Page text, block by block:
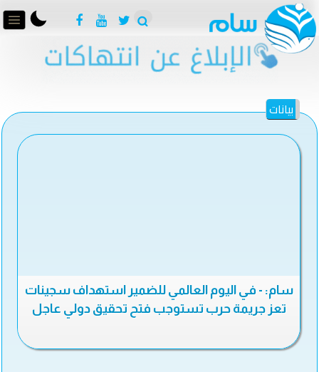
بيانات
سام: - في اليوم العالمي للضمير استهداف سجينات
تعز جريمة حرب تستوجب فتح تحقيق دولي عاجل